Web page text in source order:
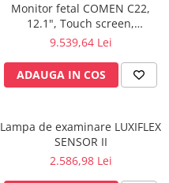
Monitor fetal COMEN C22,
12.1", Touch screen,
Acumulator Li-Ion
9.539,64 Lei
ADAUGA IN COS
Lampa de examinare LUXIFLEX
SENSOR II
2.586,98 Lei